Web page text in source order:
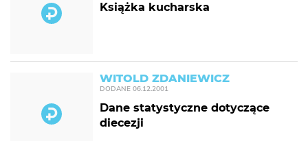
Książka kucharska
WITOLD ZDANIEWICZ
DODANE 06.12.2001
Dane statystyczne dotyczące
diecezji